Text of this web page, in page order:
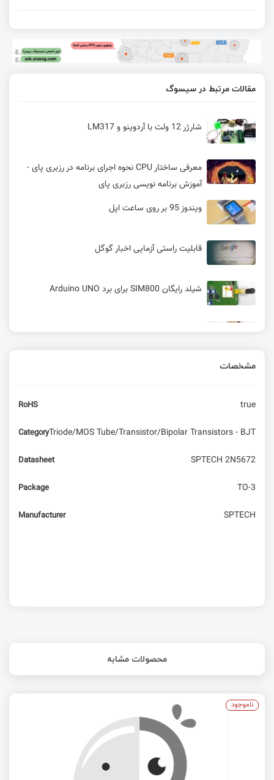
مقالات مرتبط در سیسوگ
شارژر 12 ولت با آردوینو و LM317
معرفی ساختار CPU نحوه اجرای برنامه در رزبری پای -
آموزش برنامه نویسی رزبری پای
ویندوز 95 بر روی ساعت اپل
قابلیت راستی آزمایی اخبار گوگل
شیلد رایگان SIM800 برای برد Arduino UNO
مودم TD-LTE ایرانسل مدل TK-2510 رو میشه هک/
آنلاک کرد!؟ | قسمت دوم هک سخت افزار
مشخصات
RoHS true
CategoryTriode/MOS Tube/Transistor/Bipolar Transistors - BJT
Datasheet SPTECH 2N5672
Package TO-3
Manufacturer SPTECH
محصولات مشابه
ناموجود